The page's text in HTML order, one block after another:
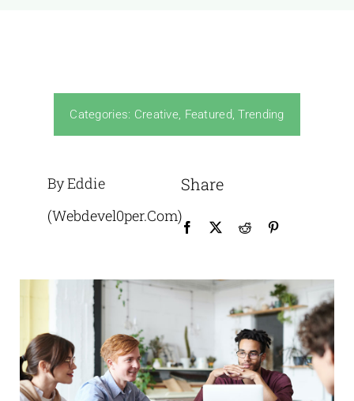
Categories: Creative, Featured,Trending
By Eddie
(Webdevel0per.com)
Share